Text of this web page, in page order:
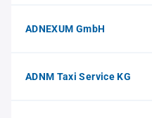
ADNEXUM GmbH
ADNM Taxi Service KG